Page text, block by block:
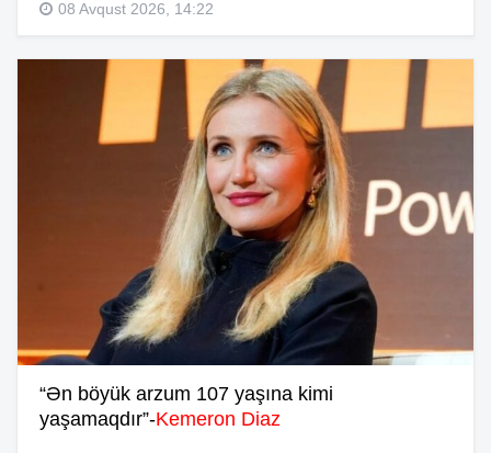
08 Avqust 2026, 14:22
“Ən böyük arzum 107 yaşına kimi
yaşamaqdır”-Kemeron Diaz